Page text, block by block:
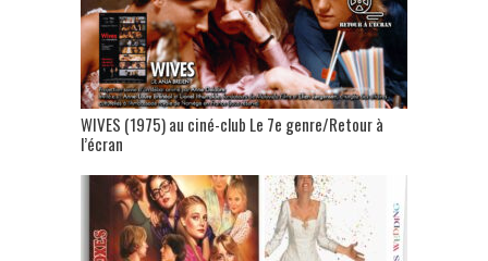
WIVES (1975) au ciné-club Le 7e genre/Retour à
l’écran